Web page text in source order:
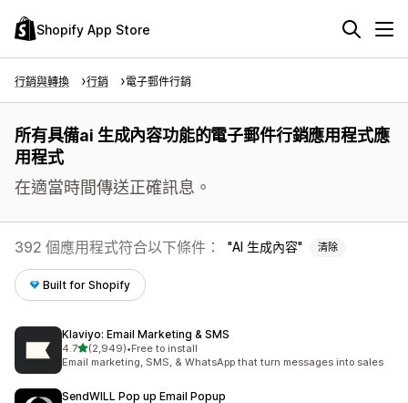
Shopify App Store
行銷與轉換 行銷 電子郵件行銷
所有具備ai 生成內容功能的電子郵件行銷應用程式應
用程式
在適當時間傳送正確訊息。
392 個應用程式符合以下條件： AI 生成內容 清除
Built for Shopify
Klaviyo: Email Marketing & SMS
4.7滿分 5 顆星
(2,949)
共有 2949 則評價
•Free to install
Email marketing, SMS, & WhatsApp that turn messages into sales
SendWILL Pop up Email Popup